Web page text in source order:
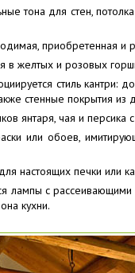
тона для стен,
приобретенная и
в желтых и розовых
стиль
стенные покрытия
янтаря, чая и
или обоев,
настоящих печки или
лампы с
кухни.